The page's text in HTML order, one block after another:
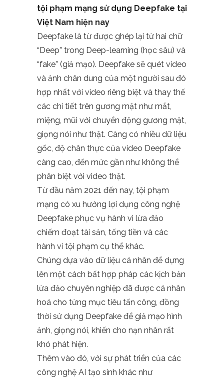
tội phạm mạng sử dụng Deepfake tại
Việt Nam hiện nay
Deepfake là từ được ghép lại từ hai chữ
“Deep” trong Deep-learning (học sâu) và
“fake” (giả mạo). Deepfake sẽ quét video
và ảnh chân dung của một người sau đó
hợp nhất với video riêng biệt và thay thế
các chi tiết trên gương mặt như mắt,
miệng, mũi với chuyển động gương mặt,
giọng nói như thật. Càng có nhiều dữ liệu
gốc, độ chân thực của video Deepfake
càng cao, đến mức gần như không thể
phân biệt với video thật.
Từ đầu năm 2021 đến nay, tội phạm
mạng có xu hướng lợi dụng công nghệ
Deepfake phục vụ hành vi lừa đảo
chiếm đoạt tài sản, tống tiền và các
hành vi tội phạm cụ thể khác.
Chúng dựa vào dữ liệu cá nhân để dựng
lên một cách bất hợp pháp các kịch bản
lừa đảo chuyên nghiệp đã được cá nhân
hoá cho từng mục tiêu tấn công, đồng
thời sử dụng Deepfake để giả mạo hình
ảnh, giọng nói, khiến cho nạn nhân rất
khó phát hiện.
Thêm vào đó, với sự phát triển của các
công nghệ AI tạo sinh khác như